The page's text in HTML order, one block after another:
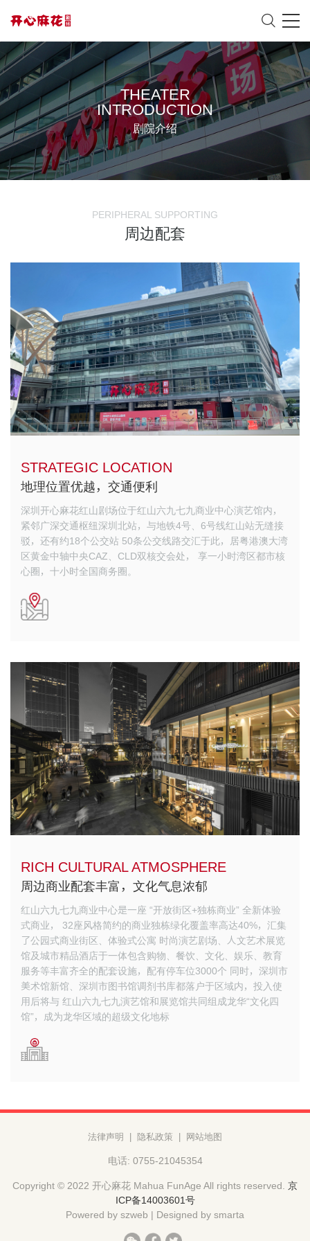
THEATER
INTRODUCTION
剧院介绍
PERIPHERAL SUPPORTING
周边配套
STRATEGIC LOCATION
地理位置优越，交通便利
深圳开心麻花红山剧场位于红山六九七九商业中心演艺馆内，
紧邻广深交通枢纽深圳北站，与地铁4号、6号线红山站无缝接
驳，还有约18个公交站 50条公交线路交汇于此，居粤港澳大湾
区黄金中轴中央CAZ、CLD双核交会处，
享一小时湾区都市核
心圈，十小时全国商务圈。
RICH CULTURAL ATMOSPHERE
周边商业配套丰富，文化气息浓郁
红山六九七九商业中心是一座 “开放街区+独栋商业” 全新体验
式商业，
32座风格简约的商业独栋绿化覆盖率高达40%，汇集
了公园式商业街区、体验式公寓 时尚演艺剧场、人文艺术展览
馆及城市精品酒店于一体包含购物、餐饮、文化、娱乐、教育
服务等丰富齐全的配套设施，配有停车位3000个 同时，深圳市
美术馆新馆、深圳市图书馆调剂书库都落户于区域内，投入使
用后将与 红山六九七九演艺馆和展览馆共同组成龙华“文化四
馆”，成为龙华区域的超级文化地标
法律声明 隐私政策 网站地图
电话: 0755-21045354
Copyright © 2022 开心麻花 Mahua FunAge All rights reserved. 京
ICP备14003601号
Powered by szweb
Designed by smarta